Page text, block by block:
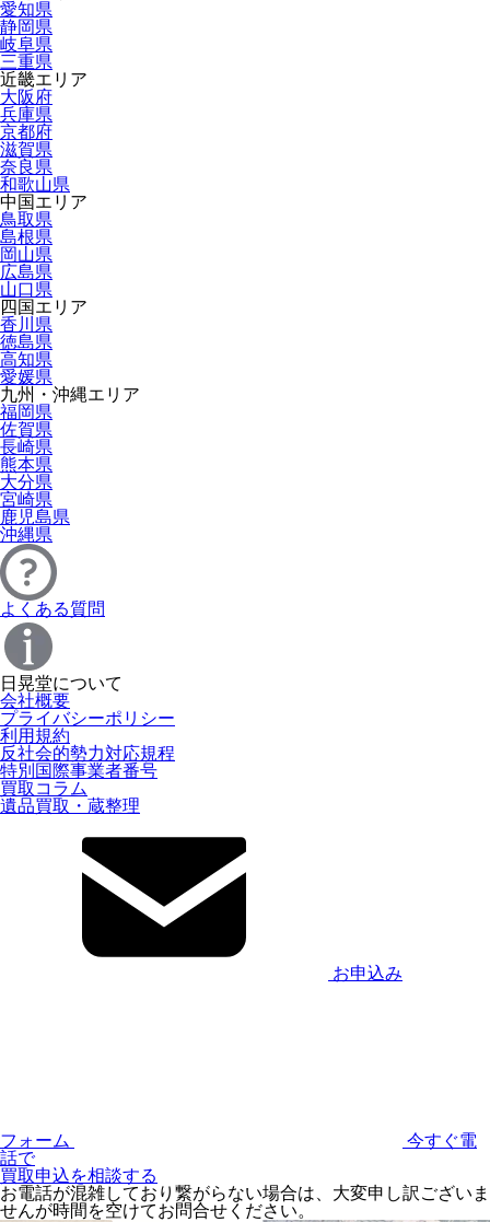
愛知県
静岡県
岐阜県
三重県
近畿エリア
大阪府
兵庫県
京都府
滋賀県
奈良県
和歌山県
中国エリア
鳥取県
島根県
岡山県
広島県
山口県
四国エリア
香川県
徳島県
高知県
愛媛県
九州・沖縄エリア
福岡県
佐賀県
長崎県
熊本県
大分県
宮崎県
鹿児島県
沖縄県
よくある質問
日晃堂について
会社概要
プライバシーポリシー
利用規約
反社会的勢力対応規程
特別国際事業者番号
買取コラム
遺品買取・蔵整理
お申込み
フォーム
今すぐ電
話で
買取申込を相談する
お電話が混雑しており繋がらない場合は、大変申し訳ございま
せんが時間を空けてお問合せください。